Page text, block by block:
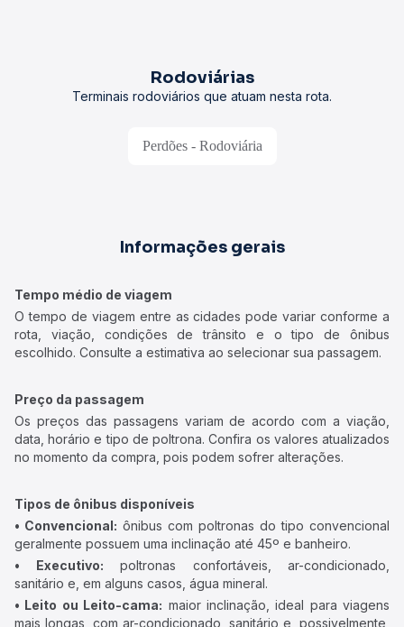
Rodoviárias
Terminais rodoviários que atuam nesta rota.
Perdões - Rodoviária
Informações gerais
Tempo médio de viagem
O tempo de viagem entre as cidades pode variar conforme a
rota, viação, condições de trânsito e o tipo de ônibus
escolhido. Consulte a estimativa ao selecionar sua passagem.
Preço da passagem
Os preços das passagens variam de acordo com a viação,
data, horário e tipo de poltrona. Confira os valores atualizados
no momento da compra, pois podem sofrer alterações.
Tipos de ônibus disponíveis
• Convencional: ônibus com poltronas do tipo convencional
geralmente possuem uma inclinação até 45º e banheiro.
• Executivo: poltronas confortáveis, ar-condicionado,
sanitário e, em alguns casos, água mineral.
• Leito ou Leito-cama: maior inclinação, ideal para viagens
mais longas, com ar-condicionado, sanitário e, possivelmente,